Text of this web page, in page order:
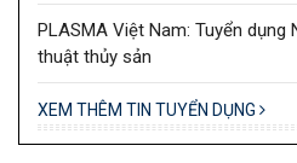
PLASMA Việt Nam: Tuyển dụng
thuật thủy sản
XEM THÊM TIN TUYỂN DỤNG